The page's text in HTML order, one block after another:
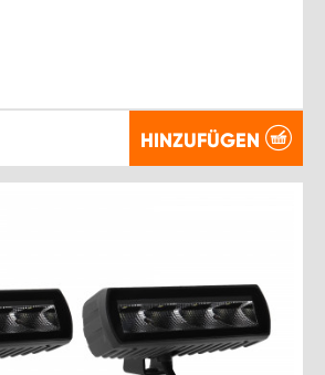
HINZUFÜGEN